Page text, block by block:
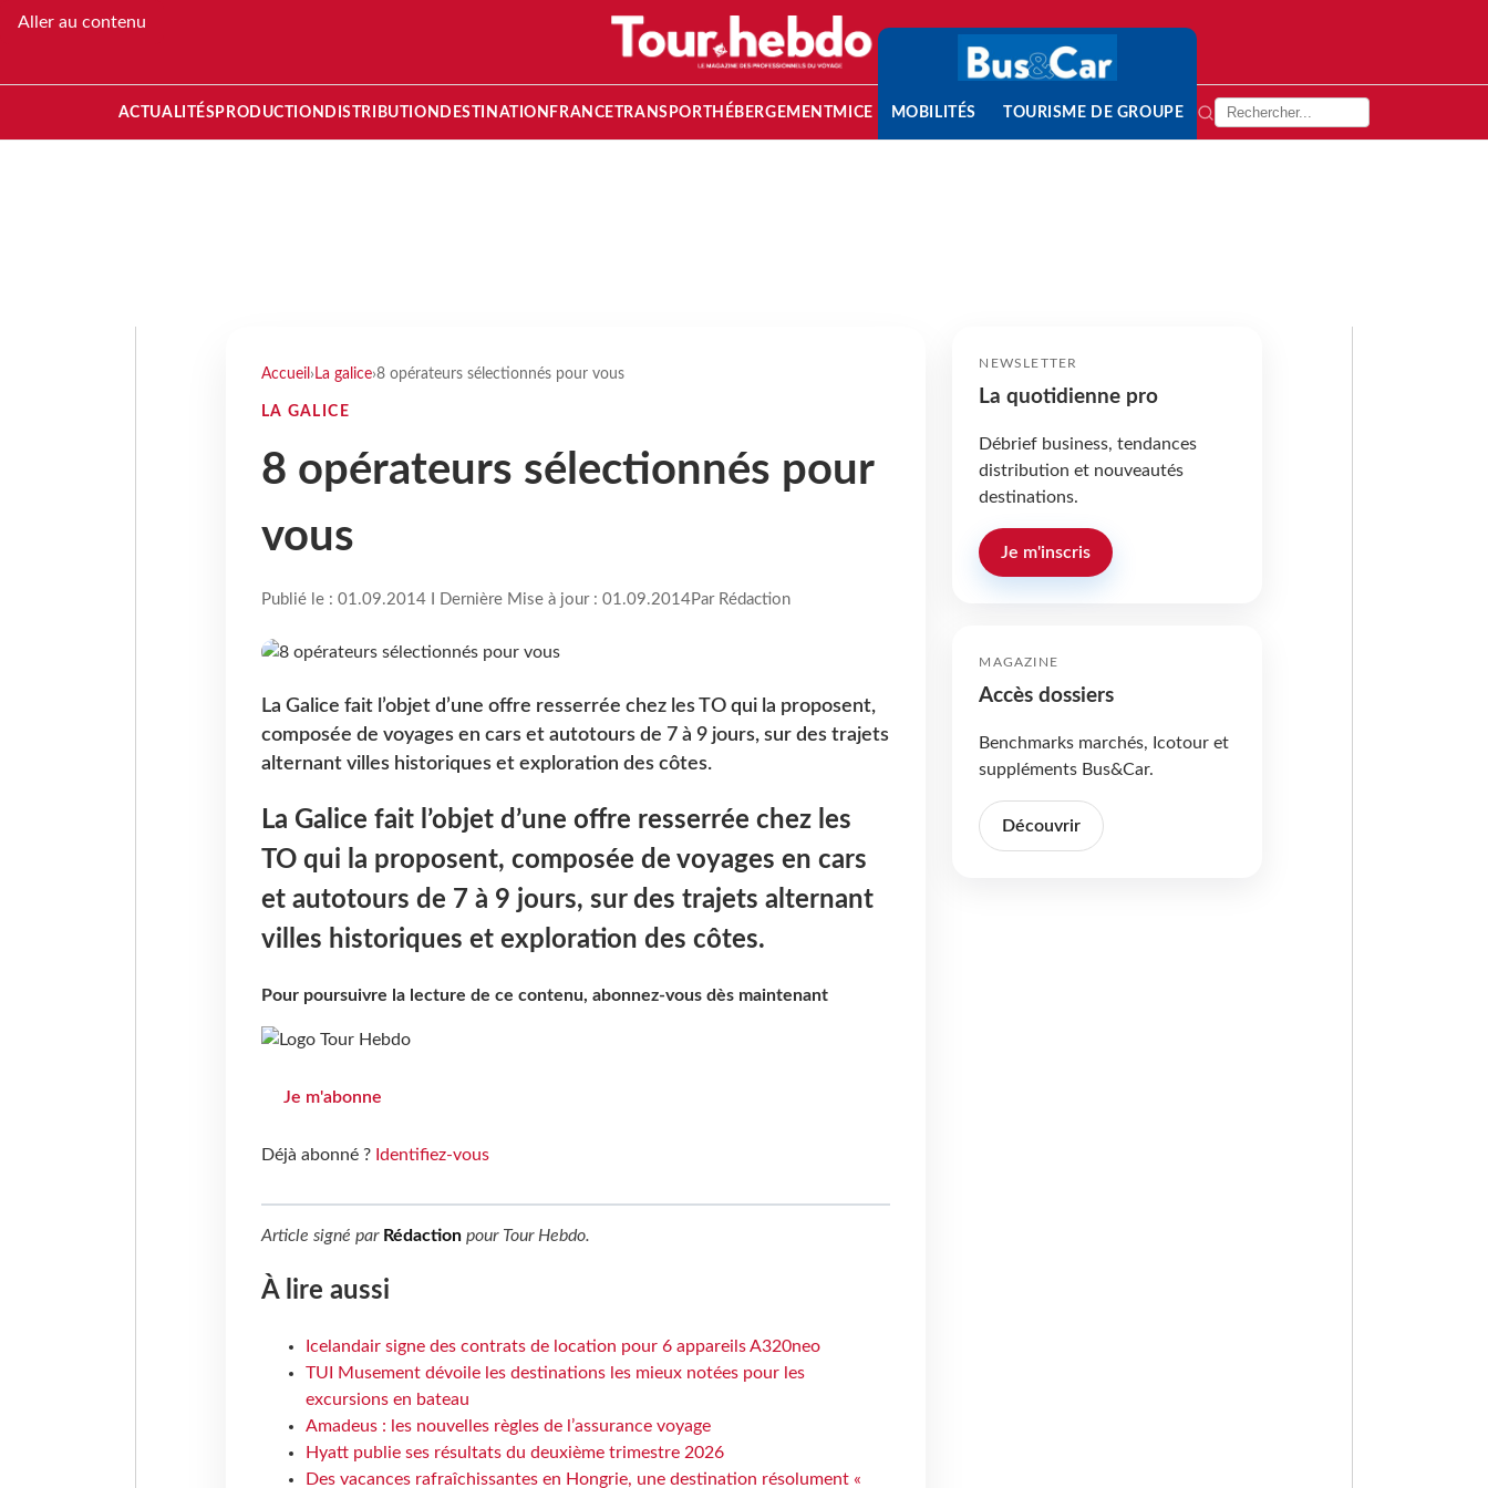
Aller au contenu
ACTUALITÉS PRODUCTION DISTRIBUTION DESTINATION FRANCETRANSPORT HÉBERGEMENTMICE MOBILITÉS TOURISME DE GROUPE
Accueil › La galice›8 opérateurs sélectionnés pour vous
LA GALICE
8 opérateurs sélectionnés pour
vous
Publié le : 01.09.2014 I Dernière Mise à jour : 01.09.2014Par Rédaction
La Galice fait l’objet d’une offre resserrée chez les TO qui la proposent,
composée de voyages en cars et autotours de 7 à 9 jours, sur des trajets
alternant villes historiques et exploration des côtes.
La Galice fait l’objet d’une offre resserrée chez les
TO qui la proposent, composée de voyages en cars
et autotours de 7 à 9 jours, sur des trajets alternant
villes historiques et exploration des côtes.
Pour poursuivre la lecture de ce contenu, abonnez-vous dès maintenant
Je m'abonne
Déjà abonné ? Identifiez-vous
Article signé par Rédactionpour Tour Hebdo.
À lire aussi
Icelandair signe des contrats de location pour 6 appareils A320neo
TUI Musement dévoile les destinations les mieux notées pour les
excursions en bateau
Amadeus : les nouvelles règles de l’assurance voyage
Hyatt publie ses résultats du deuxième trimestre 2026
Des vacances rafraîchissantes en Hongrie, une destination résolument «
NEWSLETTER
La quotidienne pro
Débrief business, tendances
distribution et nouveautés
destinations.
Je m'inscris
MAGAZINE
Accès dossiers
Benchmarks marchés, Icotour et
suppléments Bus&Car.
Découvrir